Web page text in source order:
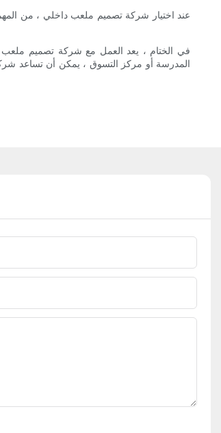
عند اختيار شركة تصميم ملعب داخلي ، من
في الختام ، يعد العمل مع شركة تصميم ملعب
المدرسة أو مركز التسوق ، يمكن أن تساعد